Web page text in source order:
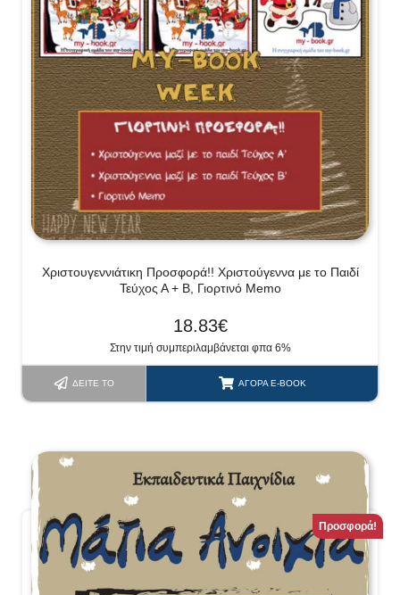
Χριστουγεννιάτικη Προσφορά!! Χριστούγεννα με το Παιδί
Τεύχος Α + Β, Γιορτινό Memo
18.83€
Στην τιμή συμπεριλαμβάνεται φπα 6%
ΔΕΊΤΕ ΤΟ ΑΓΟΡΆ E-BOOK
Προσφορά!